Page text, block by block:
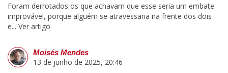
Foram derrotados os que achavam que esse seria um embate
improvável, porque alguém se atravessaria na frente dos dois
e... Ver artigo
Moisés Mendes
13 de junho de 2025, 20:46